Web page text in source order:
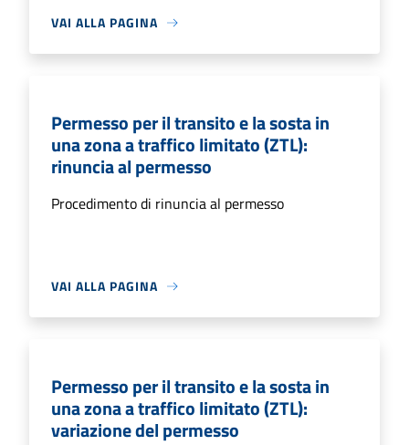
VAI ALLA PAGINA
Permesso per il transito e la sosta in
una zona a traffico limitato (ZTL):
rinuncia al permesso
Procedimento di rinuncia al permesso
VAI ALLA PAGINA
Permesso per il transito e la sosta in
una zona a traffico limitato (ZTL):
variazione del permesso